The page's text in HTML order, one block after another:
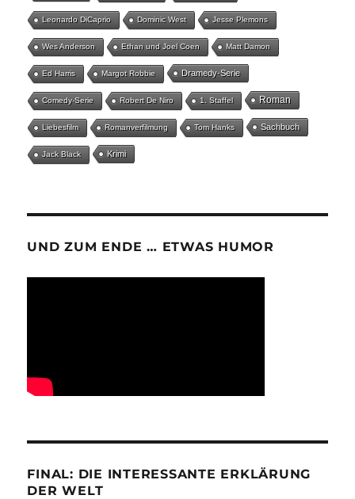
Leonardo DiCaprio Dominic West Jesse Plemons
Wes Anderson Ethan und Joel Coen Matt Damon
Ed Harris Margot Robbie Dramedy-Serie
Comedy-Serie Robert De Niro 1. Staffel Roman
Liebesfilm Romanverfilmung Tom Hanks Sachbuch
Jack Black Krimi
UND ZUM ENDE … ETWAS HUMOR
FINAL: DIE INTERESSANTE ERKLÄRUNG
DER WELT